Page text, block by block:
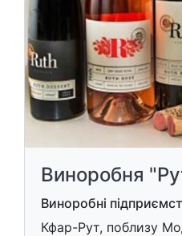
Виноробня
Виноробні
Кфар-Рут, поблизу